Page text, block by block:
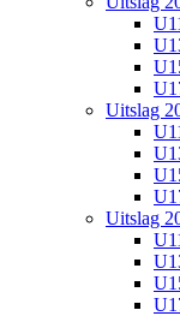
Uitslag
Uitslag